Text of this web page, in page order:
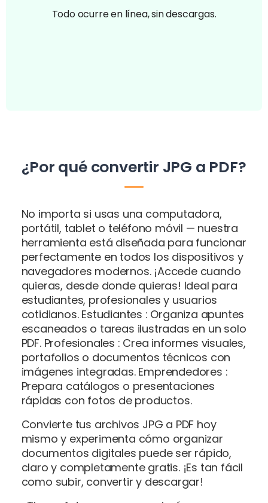
Todo ocurre en línea, sin descargas.
¿Por qué convertir JPG a PDF?
No importa si usas una computadora,
portátil, tablet o teléfono móvil — nuestra
herramienta está diseñada para funcionar
perfectamente en todos los dispositivos y
navegadores modernos. ¡Accede cuando
quieras, desde donde quieras! Ideal para
estudiantes, profesionales y usuarios
cotidianos. Estudiantes : Organiza apuntes
escaneados o tareas ilustradas en un solo
PDF. Profesionales : Crea informes visuales,
portafolios o documentos técnicos con
imágenes integradas. Emprendedores :
Prepara catálogos o presentaciones
rápidas con fotos de productos.
Convierte tus archivos JPG a PDF hoy
mismo y experimenta cómo organizar
documentos digitales puede ser rápido,
claro y completamente gratis. ¡Es tan fácil
como subir, convertir y descargar!